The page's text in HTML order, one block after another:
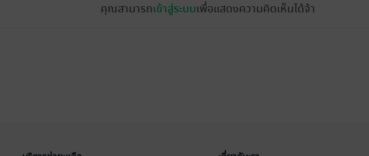
คุณสามารถเข้าสู่ระบบเพื่อแสดงความคิดเห็นได้จ้า